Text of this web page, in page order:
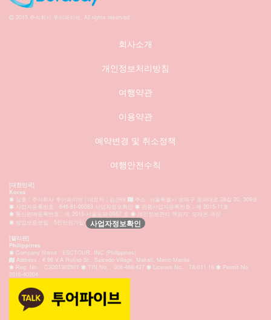
2015 주식회사 투어파이브, All rights reserved
회사소개
개인정보처리방침
여행약관
이용약관
예약변경 및 취소정책
여행안전수칙
[대한민국]
Korea
상호 : 주식회사 투어파이브 | 대표자 : 김근태
주소: 서울특별시 송파구 송파대로 28길 20, 309호
사업자등록번호 : 846-81-00083 사업자정보확인
관광사업자등록번호 : 제 2015-11호
통신판매등록번호 : 제 2015-서울송파-0957 호
개인정보관리 책임자: 오재은 과장
영업보증보험 : 5천만원가입
사업자정보확인
[필리핀]
Philippines
Company Name : ESCTOUR, INC (Philippines)
Address : # 98 V.A Rufino St., Salcedo Village, Makati, Metro Manila
Reg. No. : CS201302801
TIN No. : 008-468-427 License No. : TA-011-16
Permit No. :
2016-40204